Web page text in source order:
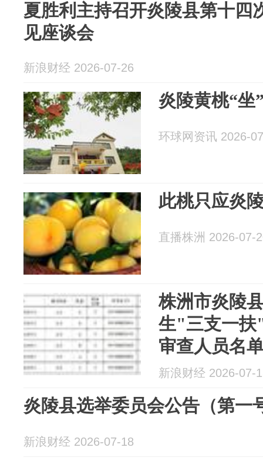
夏胜利主持召开炎陵县第十四
见座谈会
新浪财经 2026-07-26
炎陵黄桃“坐
环球网资讯 2026-
此桃只应炎
直播株洲 2026-07-
株洲市炎陵
生"三支一扶
审查人员名
新浪财经 2026-07-
炎陵县选举委员会公告（第一
新浪财经 2026-07-18